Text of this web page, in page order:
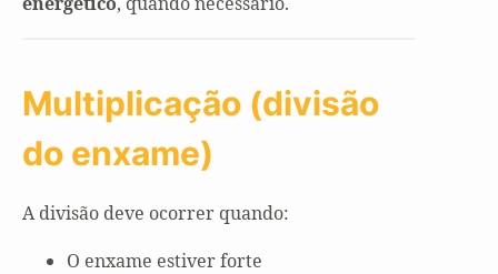
Multiplicação (divisão
do enxame)
A divisão deve ocorrer quando:
O enxame estiver forte